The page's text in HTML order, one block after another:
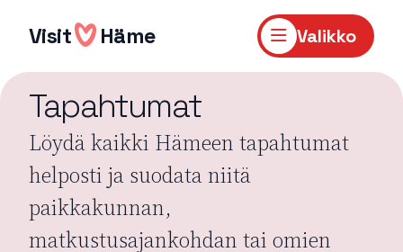
sisältöön
Visit Häme Valikko
Tapahtumat
Löydä kaikki Hämeen tapahtumat
helposti ja suodata niitä
paikkakunnan,
matkustusajankohdan tai omien